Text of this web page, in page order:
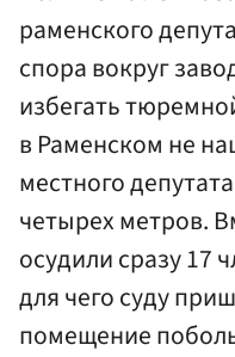
раменского
спора вокруг
избегать
в Раменском не
местного
четырех метров.
осудили сразу 17
для чего суду
помещение